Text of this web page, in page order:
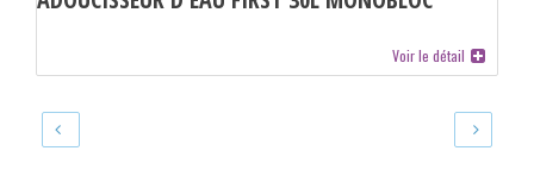
Voir le détail